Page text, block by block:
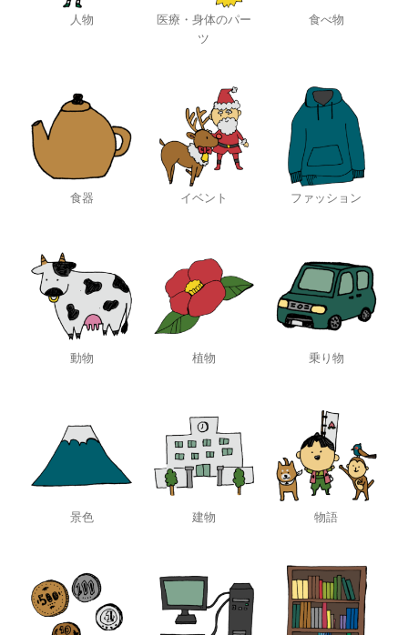
人物
医療・身体のパー
ツ
食べ物
食器 イベント ファッション
動物 植物 乗り物
景色 建物 物語